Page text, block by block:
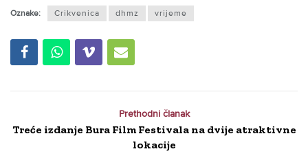
Oznake: Crikvenica dhmz vrijeme
Prethodni članak
Treće izdanje Bura Film Festivala na dvije atraktivne
lokacije